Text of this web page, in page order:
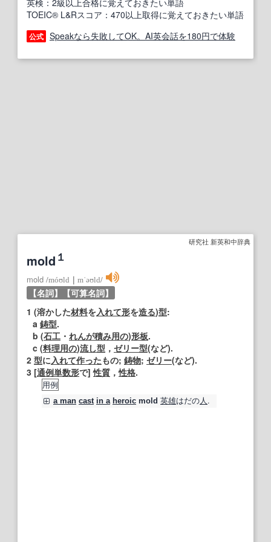
英検：2級以上合格に覚えておきたい単語
TOEIC® L&Rスコア：470以上取得に覚えておきたい単語
公式 Speakなら失敗してOK。AI英会話を180円で体験
研究社 新英和中辞典
mold １
mold /móʊld mˈəʊld/
【名詞】
【可算名詞】
1 (溶かした材料を入れて形を造る)型:
a 鋳型.
b (石工 ・ れんが積み用の)形板.
c (料理用の)流し型 ， ゼリー型(など).
2 型に 入れて作ったもの; 鋳物; ゼリー(など).
3 [通例単数形で]性質 ，性格.
用例
a man cast in a heroic mold 英雄はだの人.